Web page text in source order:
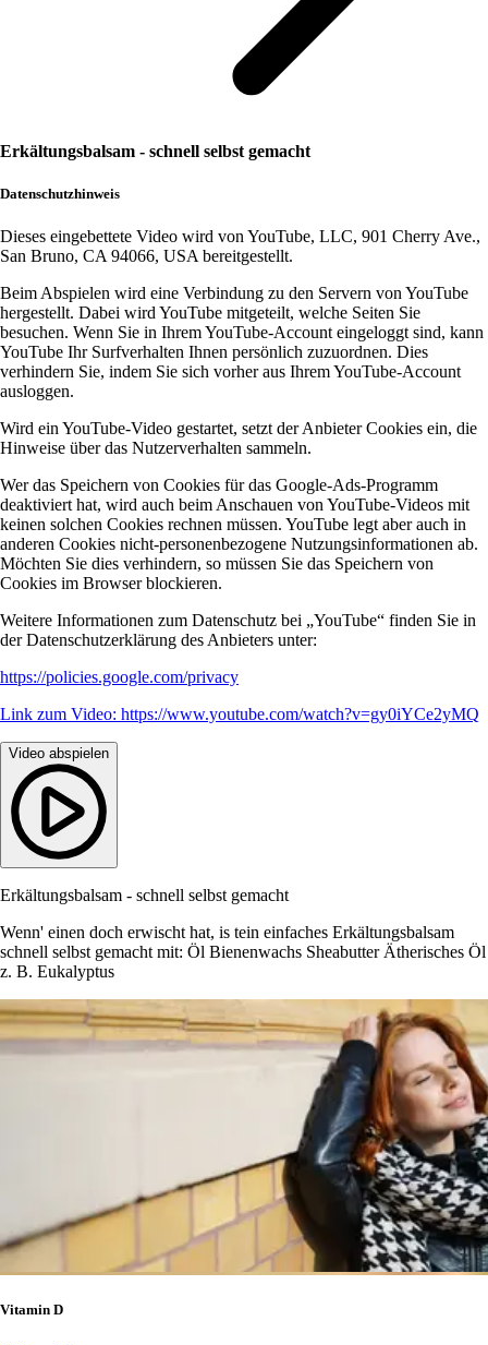
Erkältungsbalsam - schnell selbst gemacht
Datenschutzhinweis
Dieses eingebettete Video wird von YouTube, LLC, 901 Cherry Ave.,
San Bruno, CA 94066, USA bereitgestellt.
Beim Abspielen wird eine Verbindung zu den Servern von YouTube
hergestellt. Dabei wird YouTube mitgeteilt, welche Seiten Sie
besuchen. Wenn Sie in Ihrem YouTube-Account eingeloggt sind, kann
YouTube Ihr Surfverhalten Ihnen persönlich zuzuordnen. Dies
verhindern Sie, indem Sie sich vorher aus Ihrem YouTube-Account
ausloggen.
Wird ein YouTube-Video gestartet, setzt der Anbieter Cookies ein, die
Hinweise über das Nutzerverhalten sammeln.
Wer das Speichern von Cookies für das Google-Ads-Programm
deaktiviert hat, wird auch beim Anschauen von YouTube-Videos mit
keinen solchen Cookies rechnen müssen. YouTube legt aber auch in
anderen Cookies nicht-personenbezogene Nutzungsinformationen ab.
Möchten Sie dies verhindern, so müssen Sie das Speichern von
Cookies im Browser blockieren.
Weitere Informationen zum Datenschutz bei „YouTube“ finden Sie in
der Datenschutzerklärung des Anbieters unter:
https://policies.google.com/privacy
Link zum Video: https://www.youtube.com/watch?v=gy0iYCe2yMQ
Video abspielen
Erkältungsbalsam - schnell selbst gemacht
Wenn' einen doch erwischt hat, is tein einfaches Erkältungsbalsam
schnell selbst gemacht mit: Öl Bienenwachs Sheabutter Ätherisches Öl
z. B. Eukalyptus
Vitamin D